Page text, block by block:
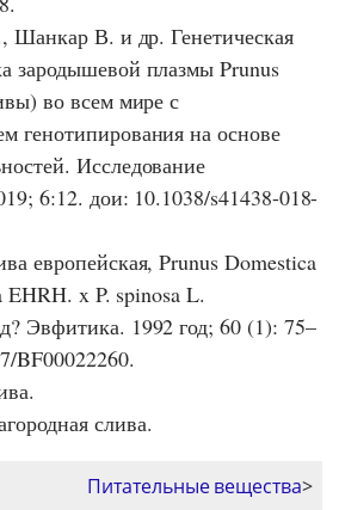
Шанкар В. и др. Генетическая
зародышевой плазмы Prunus
во всем мире с
генотипирования на основе
Исследование
6:12. дои: 10.1038/s41438-018-
европейская, Prunus Domestica
EHRH. x P. spinosa L.
Эвфитика. 1992 год; 60 (1): 75–
BF00022260.
слива.
Питательные вещества>